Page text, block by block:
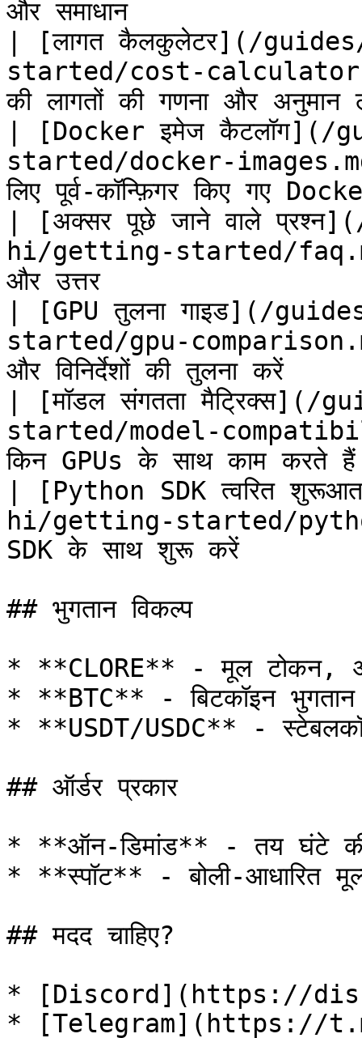
और समाधान
| [लागत कैलकुलेटर](/
started/cost-
की लागतों की गणना और
| [Docker इमेज
started/docker-
लिए पूर्व-कॉन्फ़िगर किए गए
| [अक्सर पूछे जाने वाले
hi/getting-started/
और उत्तर
| [GPU तुलना गाइड](/
started/gpu-
और विनिर्देशों की तुलना
| [मॉडल संगतता
started/model-
किन GPUs के साथ काम
| [Python SDK त्वरित
hi/getting-started/
SDK के साथ शुरू करें
## भुगतान विकल्प
* **CLORE** - मूल टोकन,
* **BTC** - बिटकॉइन भुगतान
* **USDT/USDC** -
## ऑर्डर प्रकार
* **ऑन-डिमांड** - तय घंटे की
* **स्पॉट** - बोली-आधारित
## मदद चाहिए?
* [Discord](https://
* [Telegram](https://